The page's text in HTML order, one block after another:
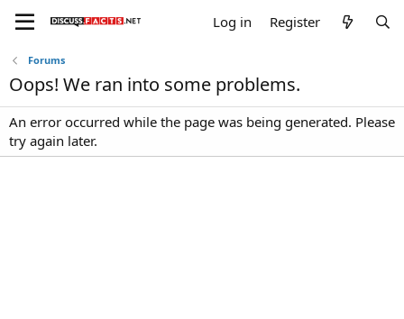
Log in Register
Forums
Oops! We ran into some problems.
An error occurred while the page was being generated. Please
try again later.